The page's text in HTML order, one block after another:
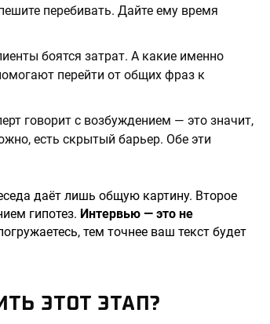
перебивать. Дайте ему время
боятся затрат. А какие именно
перейти от общих фраз к
говорит с возбуждением — это значит,
есть скрытый барьер. Обе эти
даёт лишь общую картину. Второе
гипотез. Интервью — это не
тем точнее ваш текст будет
ЭТОТ ЭТАП?